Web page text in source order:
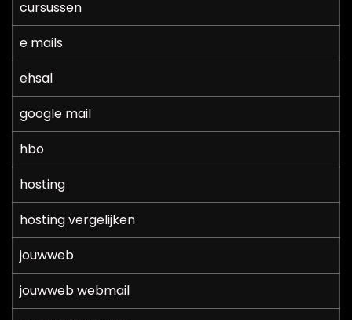
cursussen
e mails
ehsal
google mail
hbo
hosting
hosting vergelijken
jouwweb
jouwweb webmail